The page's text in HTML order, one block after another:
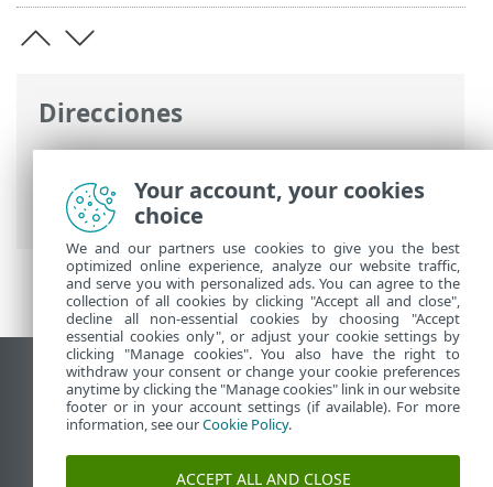
Direcciones
Ayuda en línea de ESET>ESET Password
Manager
>Trabajo con ESET Password
Manager
> Identidades
Ver sitio para ordenador
End of Life
Base de conocimiento de ESET
Foro de ESET
Your account, your cookies
choice
We and our partners use cookies to give you the best
optimized online experience, analyze our website traffic,
and serve you with personalized ads. You can agree to the
collection of all cookies by clicking "Accept all and close",
decline all non-essential cookies by choosing "Accept
essential cookies only", or adjust your cookie settings by
clicking "Manage cookies". You also have the right to
withdraw your consent or change your cookie preferences
anytime by clicking the "Manage cookies" link in our website
footer or in your account settings (if available). For more
information, see ourCookie Policy.
ACCEPT ALL AND CLOSE